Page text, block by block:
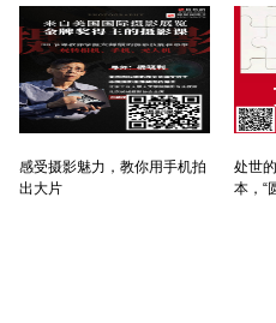
感受摄影魅力，教你用手机拍
出大片
处世
本，“